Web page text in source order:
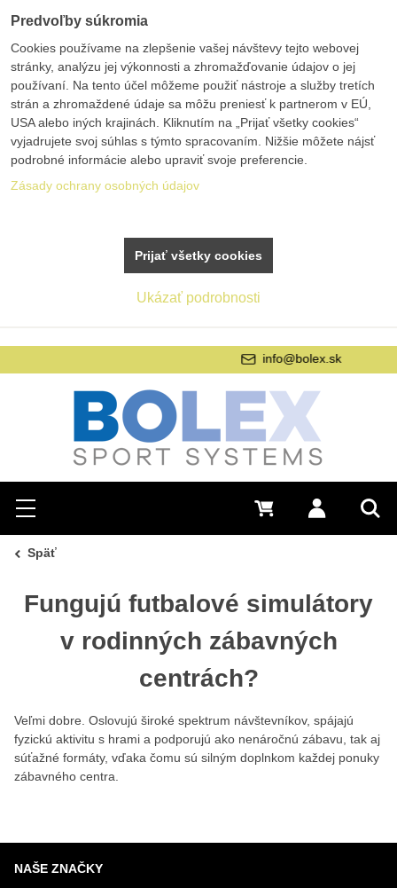
Hľadať
Menu Prihlásiť sa
0 €
info@bolex.sk
Späť
Fungujú futbalové simulátory
v rodinných zábavných
centrách?
Veľmi dobre. Oslovujú široké spektrum návštevníkov, spájajú
fyzickú aktivitu s hrami a podporujú ako nenáročnú zábavu, tak aj
súťažné formáty, vďaka čomu sú silným doplnkom každej ponuky
zábavného centra.
NAŠE ZNAČKY
Predvoľby súkromia
Cookies používame na zlepšenie vašej návštevy tejto webovej
stránky, analýzu jej výkonnosti a zhromažďovanie údajov o jej
používaní. Na tento účel môžeme použiť nástroje a služby tretích
strán a zhromaždené údaje sa môžu preniesť k partnerom v EÚ,
USA alebo iných krajinách. Kliknutím na „Prijať všetky cookies“
vyjadrujete svoj súhlas s týmto spracovaním. Nižšie môžete nájsť
podrobné informácie alebo upraviť svoje preferencie.
Zásady ochrany osobných údajov
Ukázať podrobnosti
Prijať všetky cookies